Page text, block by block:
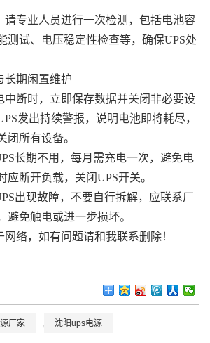
请专业人员进行一次检测，包括电池容
测试、电压稳定性检查等，确保UPS处
长期闲置维护
中断时，立即保存数据并关闭非必要设
发出持续警报，说明电池即将耗尽，
闭所有设备。
长期不用，每月需充电一次，避免电
应断开负载，关闭UPS开关。
出现故障，不要自行拆解，应联系厂
避免触电或进一步损坏。
络，如有问题请和我联系删除！
厂家 , 沈阳ups电源